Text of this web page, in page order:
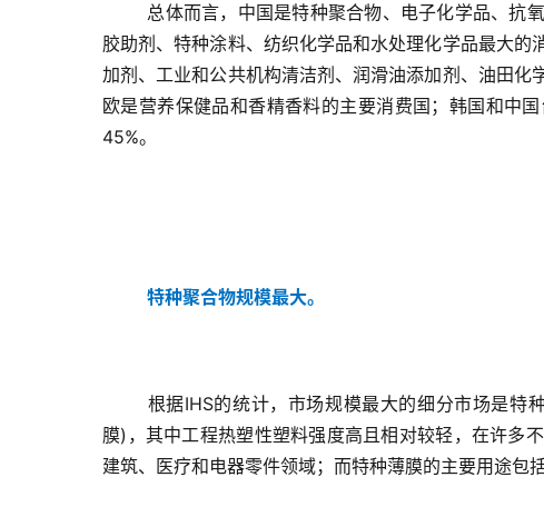
总体而言，中国是特种聚合物、电子化学品、抗
胶助剂、特种涂料、纺织化学品和水处理化学品最大
加剂、工业和公共机构清洁剂、润滑油添加剂、油田
欧是营养保健品和香精香料的主要消费国；韩国和中
45%。
特种聚合物规模最大。
根据IHS的统计，市场规模最大的细分市场是特
膜)，其中工程热塑性塑料强度高且相对较轻，在许多
建筑、医疗和电器零件领域；而特种薄膜的主要用途包